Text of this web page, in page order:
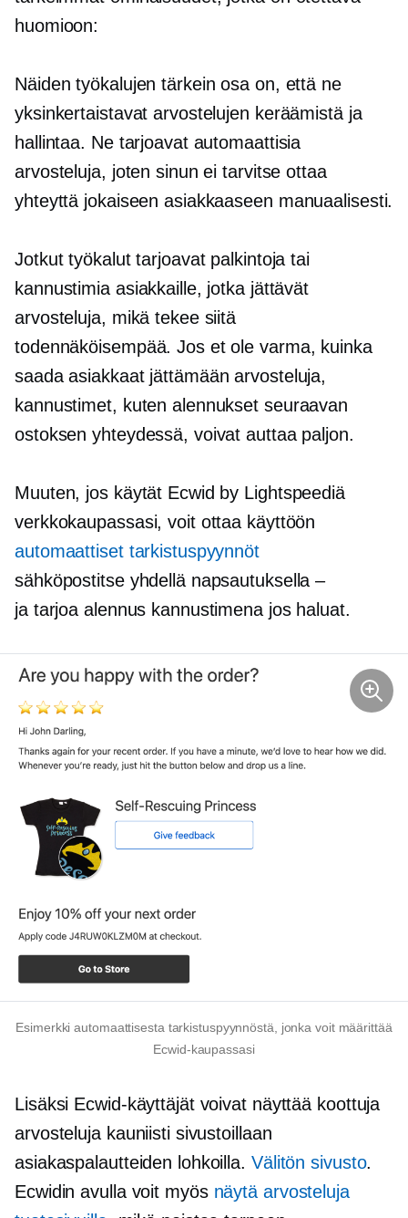
huomioon:
Näiden työkalujen tärkein osa on, että ne
yksinkertaistavat arvostelujen keräämistä ja
hallintaa. Ne tarjoavat automaattisia
arvosteluja, joten sinun ei tarvitse ottaa
yhteyttä jokaiseen asiakkaaseen manuaalisesti.
Jotkut työkalut tarjoavat palkintoja tai
kannustimia asiakkaille, jotka jättävät
arvosteluja, mikä tekee siitä
todennäköisempää. Jos et ole varma, kuinka
saada asiakkaat jättämään arvosteluja,
kannustimet, kuten alennukset seuraavan
ostoksen yhteydessä, voivat auttaa paljon.
Muuten, jos käytät Ecwid by Lightspeediä
verkkokaupassasi, voit ottaa käyttöön
automaattiset tarkistuspyynnöt
sähköpostitse yhdellä napsautuksella –
ja tarjoa alennus kannustimena jos haluat.
Esimerkki automaattisesta tarkistuspyynnöstä, jonka voit määrittää
Ecwid-kaupassasi
Lisäksi Ecwid-käyttäjät voivat näyttää koottuja
arvosteluja kauniisti sivustoillaan
asiakaspalautteiden lohkoilla. Välitön sivusto.
Ecwidin avulla voit myös näytä arvosteluja